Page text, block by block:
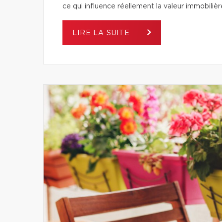
ce qui influence réellement la valeur
LIRE LA SUITE